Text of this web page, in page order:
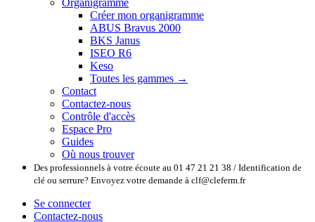
Organigramme
Créer mon organigramme
ABUS Bravus 2000
BKS Janus
ISEO R6
Keso
Toutes les gammes →
Contact
Contactez-nous
Contrôle d'accès
Espace Pro
Guides
Où nous trouver
Des professionnels à votre écoute au 01 47 21 21 38 / Identification de
clé ou serrure? Envoyez votre demande à clf@cleferm.fr
Se connecter
Contactez-nous